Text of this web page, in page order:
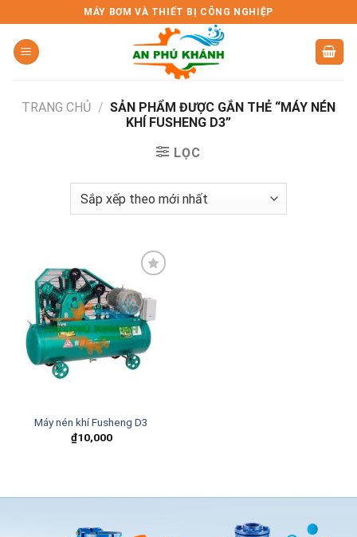
to
content
MÁY BƠM VÀ THIẾT BỊ CÔNG NGHIỆP
TRANG CHỦ / SẢN PHẨM ĐƯỢC GẮN THẺ “MÁY NÉN
KHÍ FUSHENG D3”
LỌC
Add to
wishlist
Máy nén khí Fusheng D3
₫10,000